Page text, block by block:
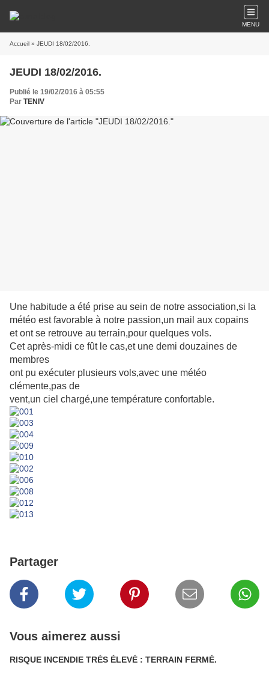
MENU
Accueil » JEUDI 18/02/2016.
JEUDI 18/02/2016.
Publié le 19/02/2016 à 05:55
Par TENIV
Une habitude a été prise au sein de notre association,si la
météo est favorable à notre passion,un mail aux copains
et ont se retrouve au terrain,pour quelques vols.
Cet après-midi ce fût le cas,et une demi douzaines de
membres
ont pu exécuter plusieurs vols,avec une météo
clémente,pas de
vent,un ciel chargé,une température confortable.
Partager
Vous aimerez aussi
RISQUE INCENDIE TRÉS ÉLEVÉ : TERRAIN FERMÉ.